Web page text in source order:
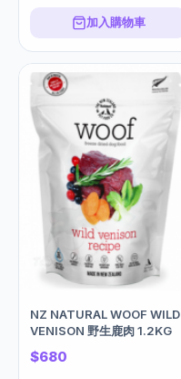
加入購物車
NZ NATURAL WOOF WILD
VENISON 野生鹿肉 1.2KG
$680